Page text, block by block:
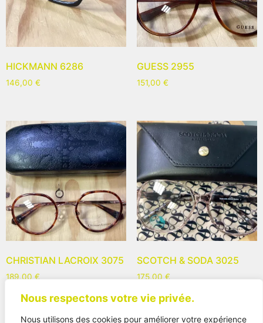
Nous respectons votre vie privée.
Nous utilisons des cookies pour améliorer votre expérience
HICKMANN 6286
146,00 €
GUESS 2955
151,00 €
CHRISTIAN LACROIX 3075
189,00 €
SCOTCH & SODA 3025
175,00 €